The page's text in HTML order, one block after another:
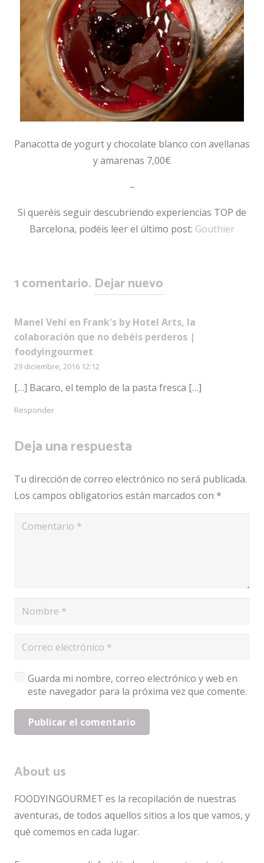
Panacotta de yogurt y chocolate blanco con avellanas
y amarenas 7,00€
–
Si queréis seguir descubriendo experiencias TOP de
Barcelona, podéis leer el último post: Gouthier
1comentario. Dejar nuevo
Manel Vehí en Frank's by Hotel Arts, la
colaboración que no debéis perderos |
foodyingourmet
29 diciembre, 2016 12:12
[…] Bacaro, el templo de la pasta fresca […]
Responder
Deja una respuesta
Tu dirección de correo electrónico no será publicada.
Los campos obligatorios están marcados con *
Guarda mi nombre, correo electrónico y web en
este navegador para la próxima vez que comente.
Publicar el comentario
About us
FOODYINGOURMET es la recopilación de nuestras
aventuras, de todos aquellos sitios a los que vamos, y
qué comemos en cada lugar.